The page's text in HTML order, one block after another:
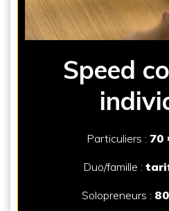
Speed
Particuliers : 70
Duo/famille :
Solopreneurs :